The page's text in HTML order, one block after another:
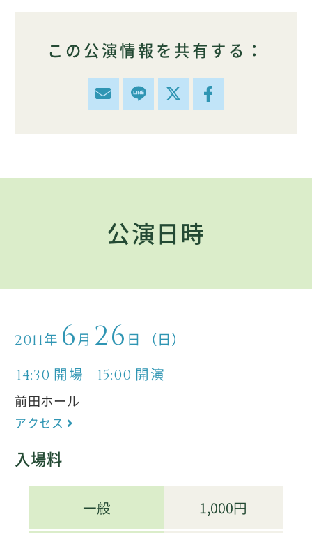
この公演情報を共有する：
公演日時
2011年 6 月 26 日 （日）
14:30 開場 15:00 開演
前田ホール
アクセス
入場料
一般 1,000円